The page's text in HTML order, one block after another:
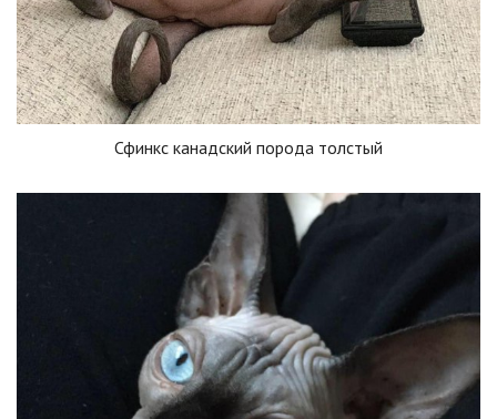
Сфинкс канадский порода толстый